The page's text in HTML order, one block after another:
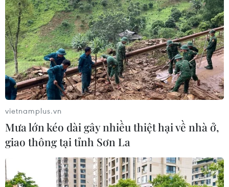
Decoratifs danh tiếng hàng đầu tại Pháp.
vietnamplus.vn
Mưa lớn kéo dài gây nhiều thiệt hại về nhà ở,
giao thông tại tỉnh Sơn La